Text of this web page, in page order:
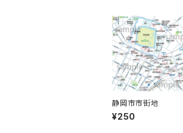
静岡市市街地
¥250